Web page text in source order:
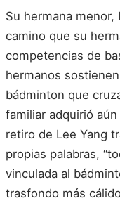
Su hermana
camino que su
competencias de
hermanos
bádminton que
familiar adquirió
retiro de Lee Yang
propias palabras,
vinculada al
trasfondo más